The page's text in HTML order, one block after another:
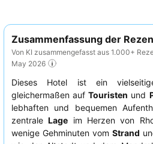
Zusammenfassung der
Von KI zusammengefasst aus 1.000+
May 2026
Dieses Hotel ist ein
gleichermaßen aufTouristen und
lebhaften und bequemen
zentraleLage im Herzen von
wenige Gehminuten vom Strand